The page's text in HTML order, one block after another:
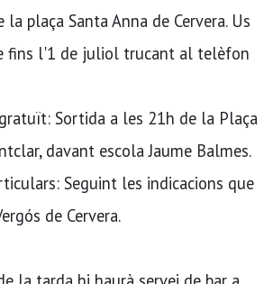
plaça Santa Anna de Cervera. Us
fins l'1 de juliol trucant al telèfon
Sortida a les 21h de la Plaça
davant escola Jaume Balmes.
Seguint les indicacions que
de Cervera.